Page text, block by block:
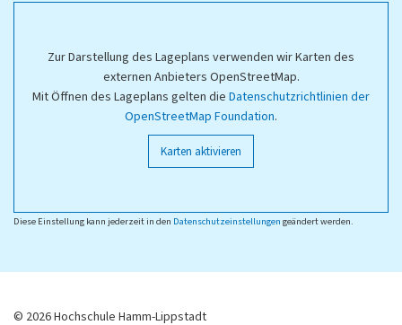
Zur Darstellung des Lageplans verwenden wir Karten des
externen Anbieters OpenStreetMap.
Mit Öffnen des Lageplans gelten die Datenschutzrichtlinien der
OpenStreetMap Foundation.
Karten aktivieren
Diese Einstellung kann jederzeit in den Datenschutzeinstellungen geändert werden.
© 2026 Hochschule Hamm-Lippstadt